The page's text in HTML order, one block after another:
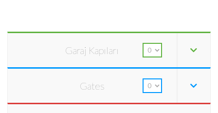
Garaj Kapıları
Gates